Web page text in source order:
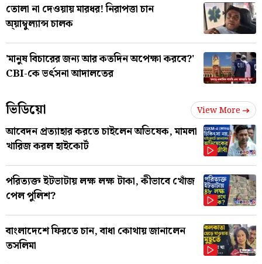
তোলা না দেওয়ায় মারধর! নিরাপত্তা চান
অ্য়াম্বুল্যান্স চালক
'মানুষ বিচারের জন্য আর কতদিন অপেক্ষা করবে?'
CBI-কে ভর্ৎসনা আদালতের
ভিডিয়ো View More
আবেদন প্রত্যাহার করতে চাইলেন অভিষেক, মামলা
খারিজ করল হাইকোর্ট
পরিত্যক্ত ইটভাটায় লক্ষ লক্ষ টাকা, কীভাবে খোঁজ
পেল পুলিশ?
বাংলাদেশে ফিরতে চান, বাধা কোথায় জানালেন
তসলিমা